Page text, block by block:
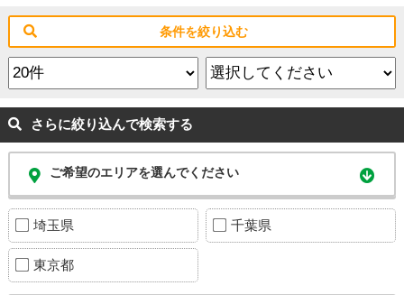
条件を絞り込む
さらに絞り込んで検索する
ご希望のエリアを選んでください
埼玉県 千葉県
東京都